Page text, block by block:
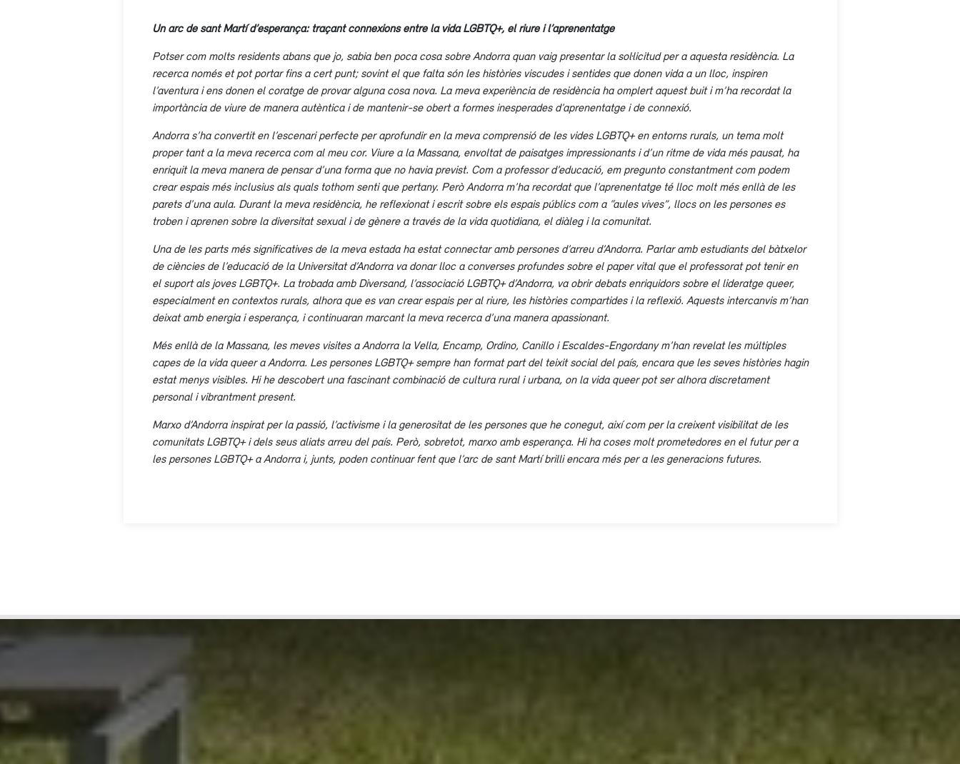
Un arc de sant Martí d’esperança: traçant connexions entre la vida LGBTQ+, el riure i l’aprenentatge
Potser com molts residents abans que jo, sabia ben poca cosa sobre Andorra quan vaig presentar la sol·licitud per a aquesta residència. La
recerca només et pot portar fins a cert punt; sovint el que falta són les històries viscudes i sentides que donen vida a un lloc, inspiren
l’aventura i ens donen el coratge de provar alguna cosa nova. La meva experiència de residència ha omplert aquest buit i m’ha recordat la
importància de viure de manera autèntica i de mantenir-se obert a formes inesperades d’aprenentatge i de connexió.
Andorra s’ha convertit en l’escenari perfecte per aprofundir en la meva comprensió de les vides LGBTQ+ en entorns rurals, un tema molt
proper tant a la meva recerca com al meu cor. Viure a la Massana, envoltat de paisatges impressionants i d’un ritme de vida més pausat, ha
enriquit la meva manera de pensar d’una forma que no havia previst. Com a professor d’educació, em pregunto constantment com podem
crear espais més inclusius als quals tothom senti que pertany. Però Andorra m’ha recordat que l’aprenentatge té lloc molt més enllà de les
parets d’una aula. Durant la meva residència, he reflexionat i escrit sobre els espais públics com a “aules vives”, llocs on les persones es
troben i aprenen sobre la diversitat sexual i de gènere a través de la vida quotidiana, el diàleg i la comunitat.
Una de les parts més significatives de la meva estada ha estat connectar amb persones d’arreu d’Andorra. Parlar amb estudiants del bàtxelor
de ciències de l’educació de la Universitat d’Andorra va donar lloc a converses profundes sobre el paper vital que el professorat pot tenir en
el suport als joves LGBTQ+. La trobada amb Diversand, l’associació LGBTQ+ d’Andorra, va obrir debats enriquidors sobre el lideratge queer,
especialment en contextos rurals, alhora que es van crear espais per al riure, les històries compartides i la reflexió. Aquests intercanvis m’han
deixat amb energia i esperança, i continuaran marcant la meva recerca d’una manera apassionant.
Més enllà de la Massana, les meves visites a Andorra la Vella, Encamp, Ordino, Canillo i Escaldes-Engordany m’han revelat les múltiples
capes de la vida queera Andorra. Les persones LGBTQ+ sempre han format part del teixit social del país, encara que les seves històries hagin
estat menys visibles. Hi he descobert una fascinant combinació de cultura rural i urbana, on la vida queerpot ser alhora discretament
personal i vibrantment present.
Marxo d’Andorra inspirat per la passió, l’activisme i la generositat de les persones que he conegut, així com per la creixent visibilitat de les
comunitats LGBTQ+ i dels seus aliats arreu del país. Però, sobretot, marxo amb esperança. Hi ha coses molt prometedores en el futur per a
les persones LGBTQ+ a Andorra i, junts, poden continuar fent que l’arc de sant Martí brilli encara més per a les generacions futures.